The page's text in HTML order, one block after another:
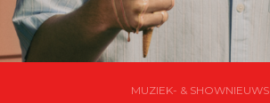
MUZIEK- & SHOWNIEUWS